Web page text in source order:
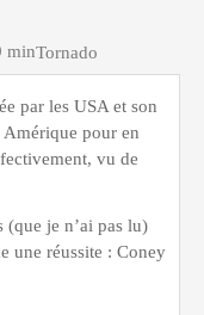
Tornado
min
par les USA et son
pour en
vu de
(que je n’ai pas lu)
une réussite : Coney